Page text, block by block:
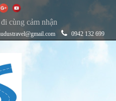
cùng cảm nhận
0942 132 699